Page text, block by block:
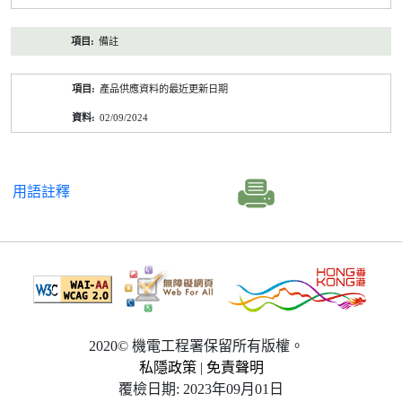
備註
產品供應資料的最近更新日期
02/09/2024
用語註釋
2020© 機電工程署保留所有版權。
私隱政策 | 免責聲明
覆檢日期: 2023年09月01日